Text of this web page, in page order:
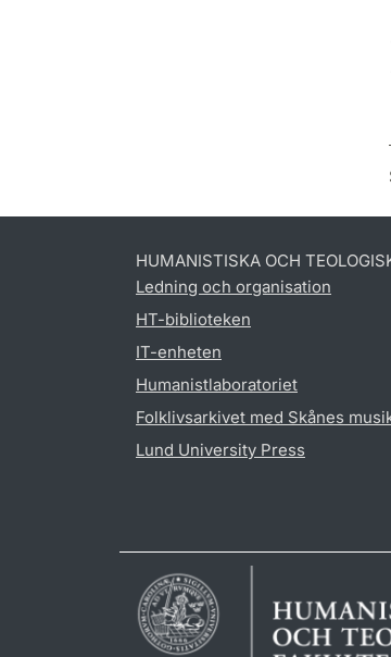
HUMANISTISKA OCH
Ledning och organisation
HT-biblioteken
IT-enheten
Humanistlaboratoriet
Folklivsarkivet med Skånes
Lund University Press